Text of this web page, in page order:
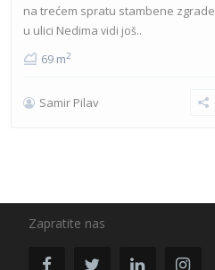
na trećem spratu stambene zgrade
u ulici Nedima vidi još..
69 m2
Samir Pilav
Zapratite nas